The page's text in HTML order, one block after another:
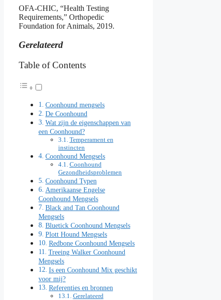
OFA-CHIC, “Health Testing
Requirements,” Orthopedic
Foundation for Animals, 2019.
Gerelateerd
Table of Contents
Coonhound mengsels
De Coonhound
Wat zijn de eigenschappen van
een Coonhound?
Temperament en
instincten
Coonhound Mengsels
Coonhound
Gezondheidsproblemen
Coonhound Typen
Amerikaanse Engelse
Coonhound Mengsels
Black and Tan Coonhound
Mengsels
Bluetick Coonhound Mengsels
Plott Hound Mengsels
Redbone Coonhound Mengsels
Treeing Walker Coonhound
Mengsels
Is een Coonhound Mix geschikt
voor mij?
Referenties en bronnen
Gerelateerd